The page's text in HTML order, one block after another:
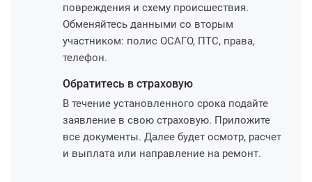
повреждения и схему происшествия.
Обменяйтесь данными со вторым
участником: полис ОСАГО, ПТС, права,
телефон.
Обратитесь в страховую
В течение установленного срока подайте
заявление в свою страховую. Приложите
все документы. Далее будет осмотр, расчет
и выплата или направление на ремонт.